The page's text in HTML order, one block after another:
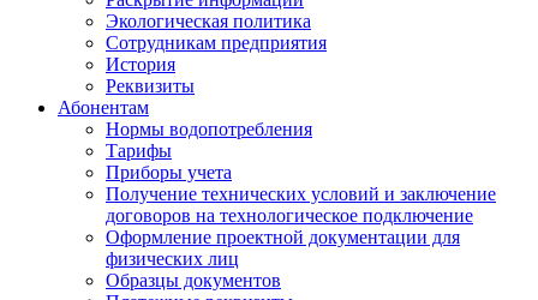
Экологическая политика
Сотрудникам предприятия
История
Реквизиты
Абонентам
Нормы водопотребления
Тарифы
Приборы учета
Получение технических условий и заключение
договоров на технологическое подключение
Оформление проектной документации для
физических лиц
Образцы документов